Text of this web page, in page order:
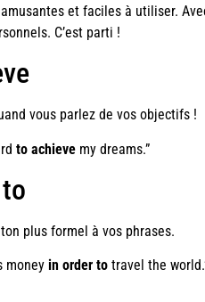
et faciles à utiliser.
C’est parti !
vous parlez de vos objectifs !
to achieve my dreams.”
plus formel à vos phrases.
moneyin order to travel the